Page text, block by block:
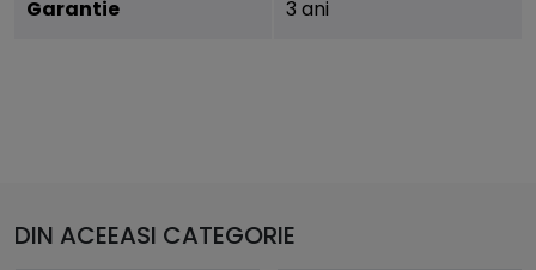
Garantie 3 ani
DIN ACEEASI CATEGORIE